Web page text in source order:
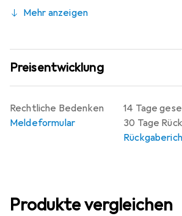
Mehr anzeigen
Preisentwicklung
14 Tage
30 Tage
Rechtliche Bedenken
Meldeformular
Produkte vergleichen